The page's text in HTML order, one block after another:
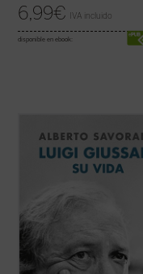
6,99€ IVA incluido
disponible en ebook:
joven sacerdote italiano se da cuenta
que la gran mayoría de los jóvenes
que se encuentra, pertenecientes a
sociedad aparentemente cristiana,